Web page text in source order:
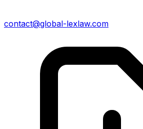
contact@global-lexlaw.com